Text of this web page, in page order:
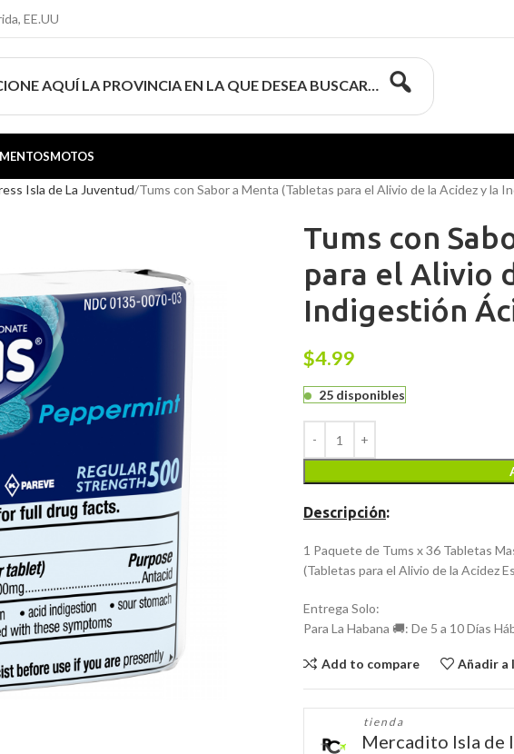
EE.UU
AQUÍ LA PROVINCIA EN LA QUE DESEA BUSCAR…
MOTOS
Isla de La Juventud Tums con Sabor a Menta (Tabletas para el Alivio de la Acidez y la
Tums con
para el Alivio
Indigestión
$4.99
25 disponibles
Descripción:
1 Paquete de Tums x 36 Tabletas
(Tabletas para el Alivio de la Acidez
Entrega Solo:
Para La Habana 🚚: De 5 a 10 Días
Add to compare Añadir a
tienda
Mercadito Isla de